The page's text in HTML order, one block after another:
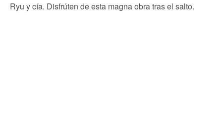
Ryu y cía. Disfrúten de esta magna obra tras el salto.